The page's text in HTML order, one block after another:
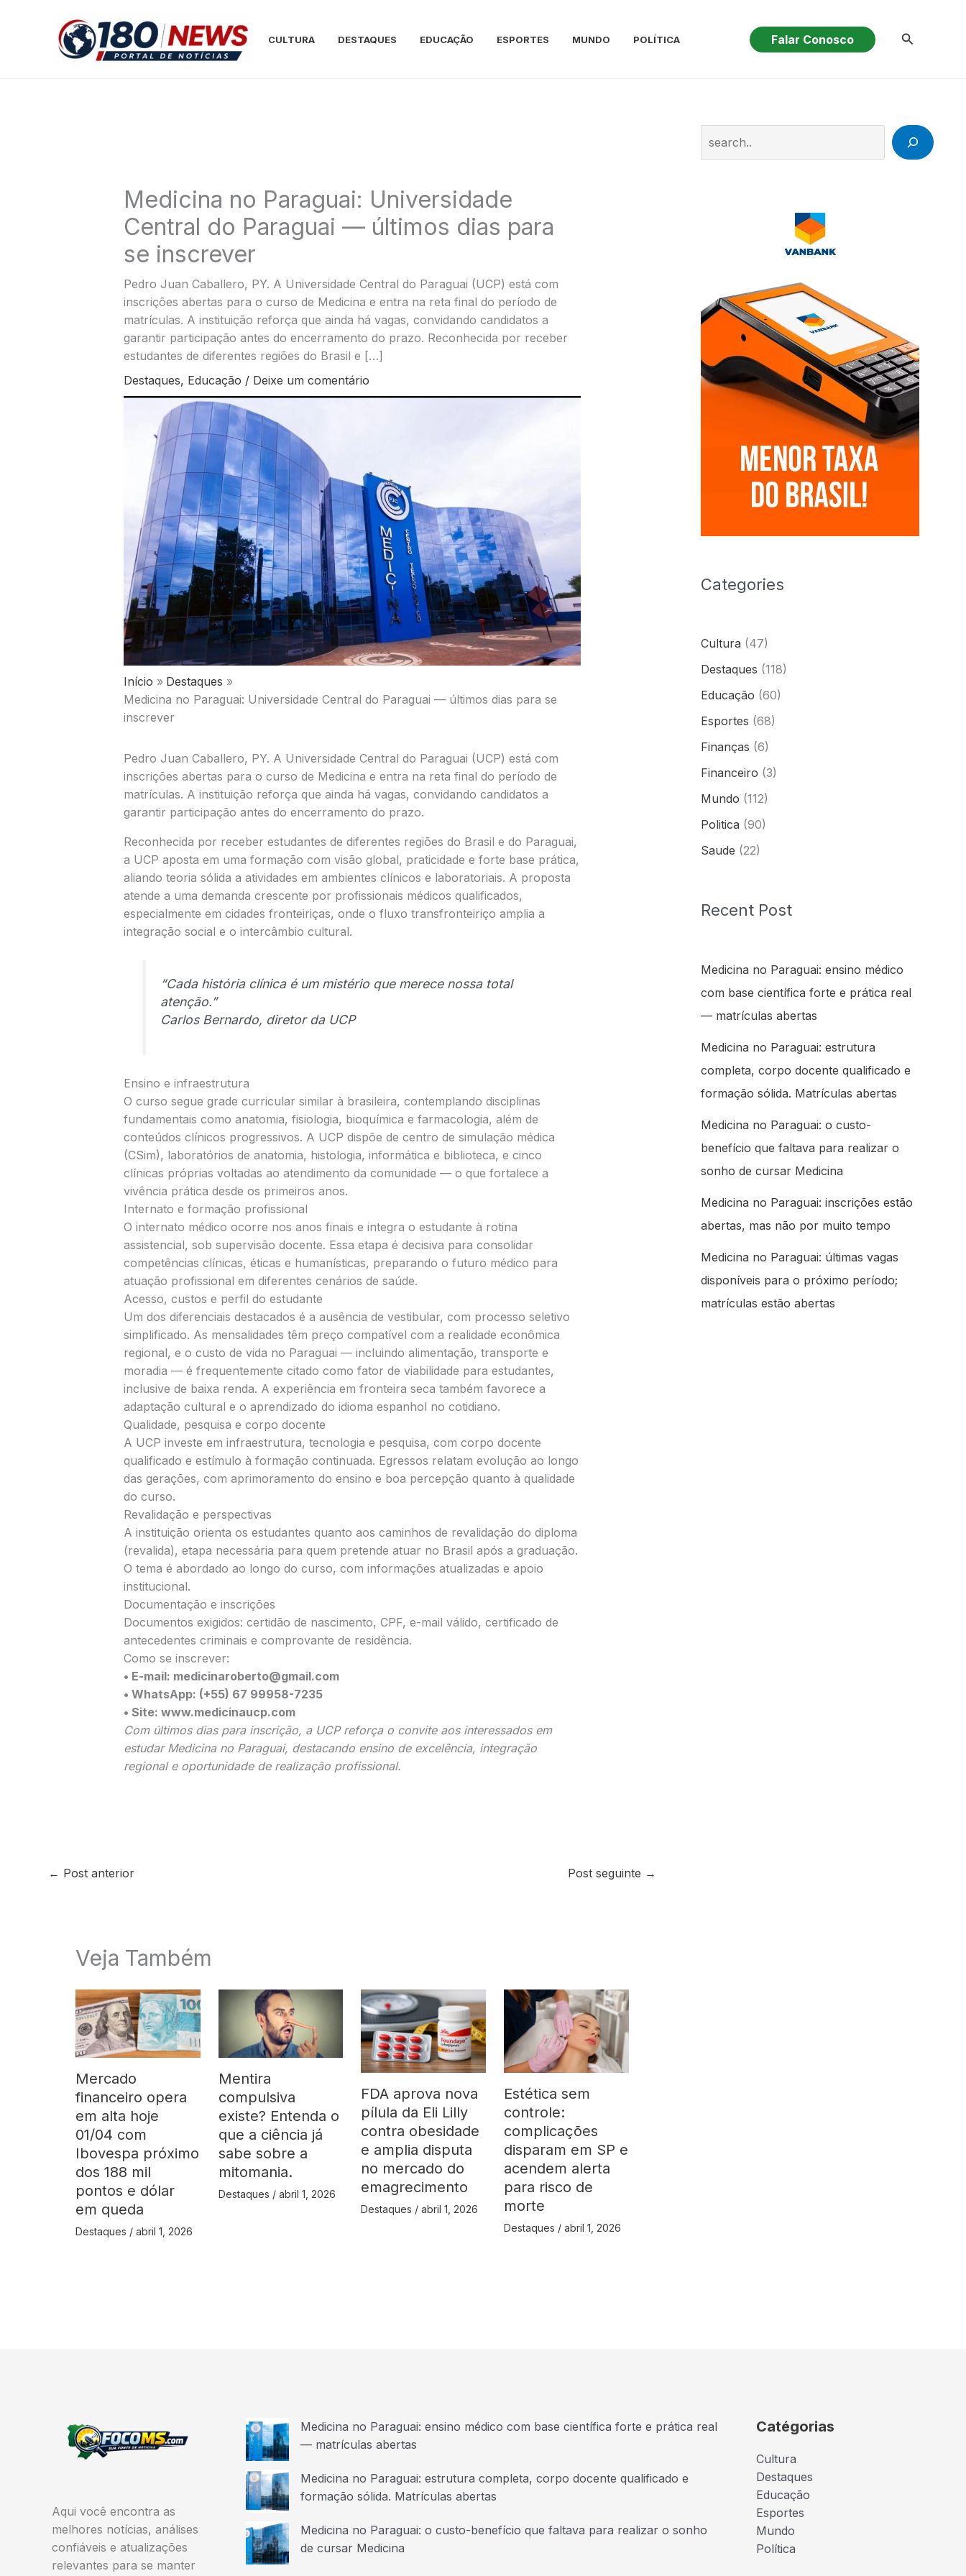
CULTURA DESTAQUES EDUCAÇÃO ESPORTES MUNDO POLÍTICA Falar Conosco Pesquisar
Medicina no Paraguai: Universidade
Central do Paraguai — últimos dias para
se inscrever
Pedro Juan Caballero, PY. A Universidade Central do Paraguai (UCP) está com
inscrições abertas para o curso de Medicina e entra na reta final do período de
matrículas. A instituição reforça que ainda há vagas, convidando candidatos a
garantir participação antes do encerramento do prazo. Reconhecida por receber
estudantes de diferentes regiões do Brasil e […]
Destaques, Educação / Deixe um comentário
Início
Destaques
Medicina no Paraguai: Universidade Central do Paraguai — últimos dias para se
inscrever
Pedro Juan Caballero, PY. A Universidade Central do Paraguai (UCP) está com
inscrições abertas para o curso de Medicina e entra na reta final do período de
matrículas. A instituição reforça que ainda há vagas, convidando candidatos a
garantir participação antes do encerramento do prazo.
Reconhecida por receber estudantes de diferentes regiões do Brasil e do Paraguai,
a UCP aposta em uma formação com visão global, praticidade e forte base prática,
aliando teoria sólida a atividades em ambientes clínicos e laboratoriais. A proposta
atende a uma demanda crescente por profissionais médicos qualificados,
especialmente em cidades fronteiriças, onde o fluxo transfronteiriço amplia a
integração social e o intercâmbio cultural.
“Cada história clínica é um mistério que merece nossa total
atenção.”
Carlos Bernardo, diretor da UCP
Ensino e infraestrutura
O curso segue grade curricular similar à brasileira, contemplando disciplinas
fundamentais como anatomia, fisiologia, bioquímica e farmacologia, além de
conteúdos clínicos progressivos. A UCP dispõe de centro de simulação médica
(CSim), laboratórios de anatomia, histologia, informática e biblioteca, e cinco
clínicas próprias voltadas ao atendimento da comunidade — o que fortalece a
vivência prática desde os primeiros anos.
Internato e formação profissional
O internato médico ocorre nos anos finais e integra o estudante à rotina
assistencial, sob supervisão docente. Essa etapa é decisiva para consolidar
competências clínicas, éticas e humanísticas, preparando o futuro médico para
atuação profissional em diferentes cenários de saúde.
Acesso, custos e perfil do estudante
Um dos diferenciais destacados é a ausência de vestibular, com processo seletivo
simplificado. As mensalidades têm preço compatível com a realidade econômica
regional, e o custo de vida no Paraguai — incluindo alimentação, transporte e
moradia — é frequentemente citado como fator de viabilidade para estudantes,
inclusive de baixa renda. A experiência em fronteira seca também favorece a
adaptação cultural e o aprendizado do idioma espanhol no cotidiano.
Qualidade, pesquisa e corpo docente
A UCP investe em infraestrutura, tecnologia e pesquisa, com corpo docente
qualificado e estímulo à formação continuada. Egressos relatam evolução ao longo
das gerações, com aprimoramento do ensino e boa percepção quanto à qualidade
do curso.
Revalidação e perspectivas
A instituição orienta os estudantes quanto aos caminhos de revalidação do diploma
(revalida), etapa necessária para quem pretende atuar no Brasil após a graduação.
O tema é abordado ao longo do curso, com informações atualizadas e apoio
institucional.
Documentação e inscrições
Documentos exigidos: certidão de nascimento, CPF, e-mail válido, certificado de
antecedentes criminais e comprovante de residência.
Como se inscrever:
• E-mail: medicinaroberto@gmail.com
• WhatsApp: (+55) 67 99958-7235
• Site: www.medicinaucp.com
Com últimos dias para inscrição, a UCP reforça o convite aos interessados em
estudar Medicina no Paraguai, destacando ensino de excelência, integração
regional e oportunidade de realização profissional.
← Post anterior Post seguinte →
Veja Também
Mercado
financeiro opera
em alta hoje
01/04 com
Ibovespa próximo
dos 188 mil
pontos e dólar
em queda
Destaques / abril 1, 2026
Mentira
compulsiva
existe? Entenda o
que a ciência já
sabe sobre a
mitomania.
Destaques / abril 1, 2026
FDA aprova nova
pílula da Eli Lilly
contra obesidade
e amplia disputa
no mercado do
emagrecimento
Destaques /abril 1, 2026
Estética sem
controle:
complicações
disparam em SP e
acendem alerta
para risco de
morte
Destaques /abril 1, 2026
Categories
Cultura (47)
Destaques (118)
Educação (60)
Esportes (68)
Finanças (6)
Financeiro (3)
Mundo (112)
Politica (90)
Saude (22)
Recent Post
Medicina no Paraguai: ensino médico
com base científica forte e prática real
— matrículas abertas
Medicina no Paraguai: estrutura
completa, corpo docente qualificado e
formação sólida. Matrículas abertas
Medicina no Paraguai: o custo-
benefício que faltava para realizar o
sonho de cursar Medicina
Medicina no Paraguai: inscrições estão
abertas, mas não por muito tempo
Medicina no Paraguai: últimas vagas
disponíveis para o próximo período;
matrículas estão abertas
Aqui você encontra as
melhores notícias, análises
confiáveis e atualizações
relevantes para se manter
Medicina no Paraguai: ensino médico com base científica forte e prática real
— matrículas abertas
Medicina no Paraguai: estrutura completa, corpo docente qualificado e
formação sólida. Matrículas abertas
Medicina no Paraguai: o custo-benefício que faltava para realizar o sonho
de cursar Medicina
Catégorias
Cultura
Destaques
Educação
Esportes
Mundo
Política